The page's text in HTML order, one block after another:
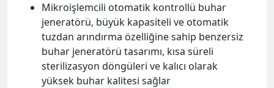
Mikroişlemcili otomatik kontrollü buhar
jeneratörü, büyük kapasiteli ve otomatik
tuzdan arındırma özelliğine sahip benzersiz
buhar jeneratörü tasarımı, kısa süreli
sterilizasyon döngüleri ve kalıcı olarak
yüksek buhar kalitesi sağlar